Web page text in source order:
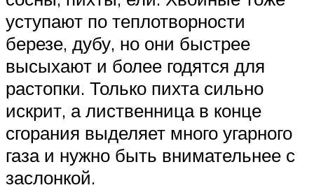
уступают по теплотворности
березе, дубу, но они быстрее
высыхают и более годятся для
растопки. Только пихта сильно
искрит, а лиственница в конце
сгорания выделяет много угарного
газа и нужно быть внимательнее с
заслонкой.